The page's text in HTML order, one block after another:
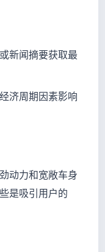
新闻摘要获取最
济周期因素影响
动力和宽敞车身
是吸引用户的